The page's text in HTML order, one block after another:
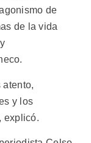
de
de la vida
atento,
y los
explicó.